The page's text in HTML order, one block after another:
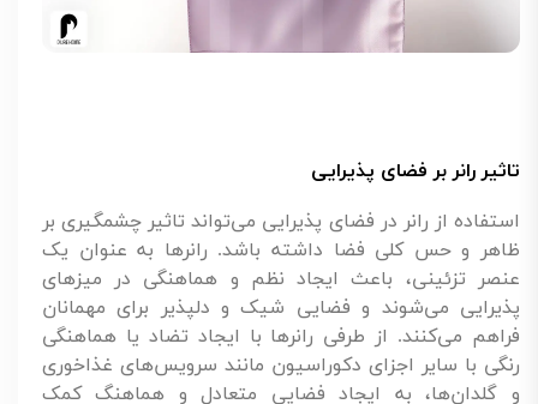
تاثیر رانر بر فضای پذیرایی
استفاده از رانر در فضای پذیرایی می‌تواند تاثیر چشمگیری بر
ظاهر و حس کلی فضا داشته باشد. رانرها به عنوان یک
عنصر تزئینی، باعث ایجاد نظم و هماهنگی در میزهای
پذیرایی می‌شوند و فضایی شیک و دلپذیر برای مهمانان
فراهم می‌کنند. از طرفی رانرها با ایجاد تضاد یا هماهنگی
رنگی با سایر اجزای دکوراسیون مانند سرویس‌های غذاخوری
و گلدان‌ها، به ایجاد فضایی متعادل و هماهنگ کمک